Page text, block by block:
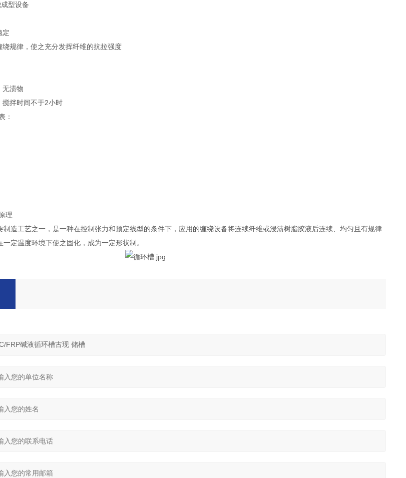
型设备
定
规律，使之充分发挥纤维的抗拉强度
无渍物
拌时间不于2小时
：
理
造工艺之一，是一种在控制张力和预定线型的条件下，应用的缠绕设备将连续纤维或浸渍树脂胶液后连续、均匀且有规律
定温度环境下使之固化，成为一定形状制。